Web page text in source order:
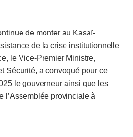
de monter au Kasaï-
de la crise institutionnelle
le Vice-Premier Ministre,
Sécurité, a convoqué pour ce
le gouverneur ainsi que les
l’Assemblée provinciale à